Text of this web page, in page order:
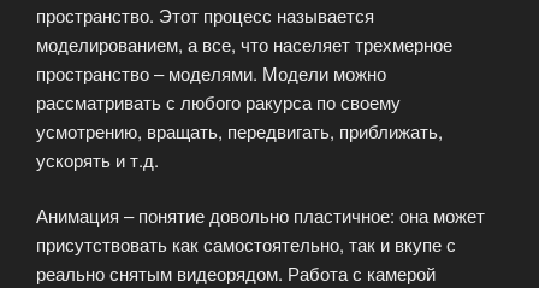
пространство. Этот процесс называется
моделированием, а все, что населяет трехмерное
пространство – моделями. Модели можно
рассматривать с любого ракурса по своему
усмотрению, вращать, передвигать, приближать,
ускорять и т.д.
Анимация – понятие довольно пластичное: она может
присутствовать как самостоятельно, так и вкупе с
реально снятым видеорядом. Работа с камерой